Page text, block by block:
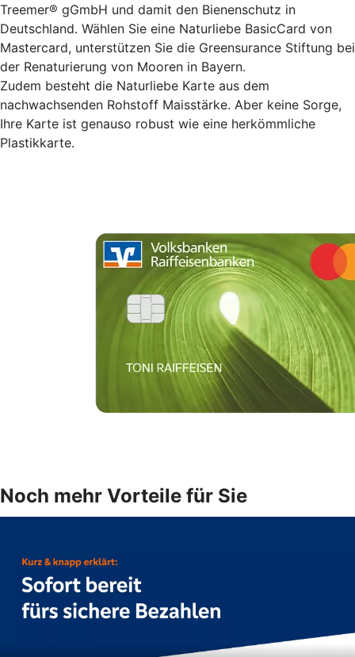
Treemer® gGmbH und damit den Bienenschutz in
Deutschland. Wählen Sie eine Naturliebe BasicCard von
Mastercard, unterstützen Sie die Greensurance Stiftung bei
der Renaturierung von Mooren in Bayern.
Zudem besteht die Naturliebe Karte aus dem
nachwachsenden Rohstoff Maisstärke. Aber keine Sorge,
Ihre Karte ist genauso robust wie eine herkömmliche
Plastikkarte.
Noch mehr Vorteile für Sie